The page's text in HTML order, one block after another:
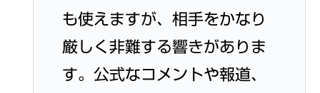
も使えますが、相手をかなり
厳しく非難する響きがありま
す。公式なコメントや報道、